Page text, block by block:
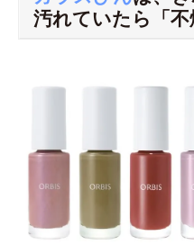
汚れていたら「不